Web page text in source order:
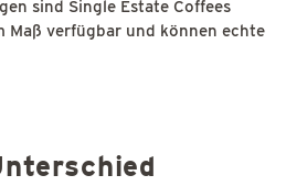
sind Single Estate Coffees
Maß verfügbar und können echte